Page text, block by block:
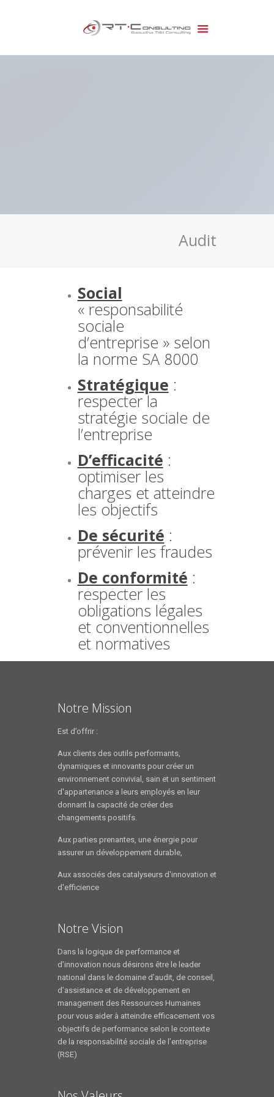
Audit
Social
« responsabilité
sociale
d’entreprise » selon
la norme SA 8000
Stratégique :
respecter la
stratégie sociale de
l’entreprise
D’efficacité :
optimiser les
charges et atteindre
les objectifs
De sécurité :
prévenir les fraudes
De conformité :
respecter les
obligations légales
et conventionnelles
et normatives
Notre Mission
Est d’offrir :
Aux clients des outils performants,
dynamiques et innovants pour créer un
environnement convivial, sain et un sentiment
d'appartenance a leurs employés en leur
donnant la capacité de créer des
changements positifs.
Aux parties prenantes, une énergie pour
assurer un développement durable,
Aux associés des catalyseurs d'innovation et
d'efficience
Notre Vision
Dans la logique de performance et
d’innovation nous désirons être le leader
national dans le domaine d’audit, de conseil,
d’assistance et de développement en
management des Ressources Humaines
pour vous aider à atteindre efficacement vos
objectifs de performance selon le contexte
de la responsabilité sociale de l’entreprise
(RSE)